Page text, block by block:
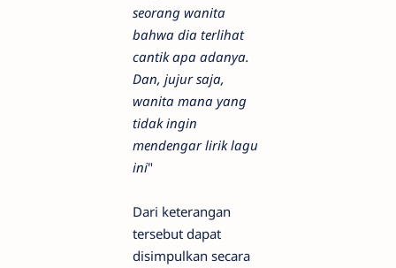
seorang wanita
bahwa dia terlihat
cantik apa adanya.
Dan, jujur ​​saja,
wanita mana yang
tidak ingin
mendengar lirik lagu
ini"
Dari keterangan
tersebut dapat
disimpulkan secara